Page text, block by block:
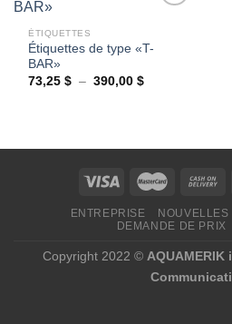
Ajouter
ÉTIQUETTES
Étiquettes de type «T-
BAR»
73,25$ – 390,00$Plage
ENTREPRISE NOUVELLES
DEMANDE DE PRIX
Copyright 2022 © AQUAMERIK